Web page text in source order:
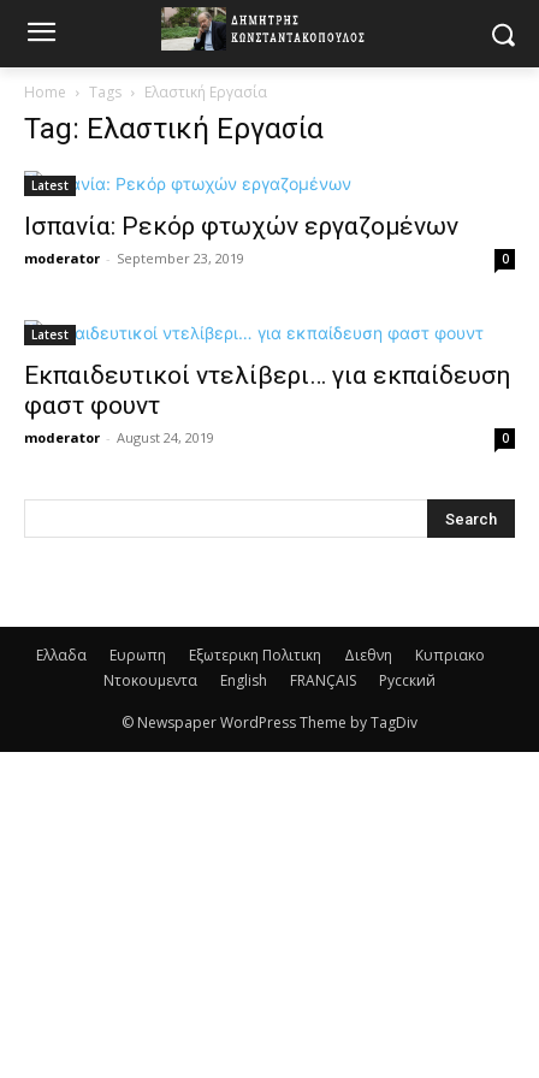
Home Tags Ελαστική Εργασία
Tag: Ελαστική Εργασία
Latest
Ισπανία: Ρεκόρ φτωχών εργαζομένων
moderator - September 23, 2019 0
Latest
Εκπαιδευτικοί ντελίβερι… για εκπαίδευση
φαστ φουντ
moderator - August 24, 2019 0
Ελλαδα Ευρωπη Εξωτερικη Πολιτικη Διεθνη
Κυπριακο
Ντοκουμεντα
English FRANÇAIS Русский
© Newspaper WordPress Theme by TagDiv